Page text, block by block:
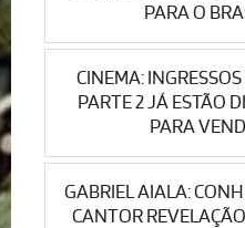
PARA O
CINEMA:
PARTE 2 JÁ ESTÃO
PARA
GABRIEL AIALA:
CANTOR